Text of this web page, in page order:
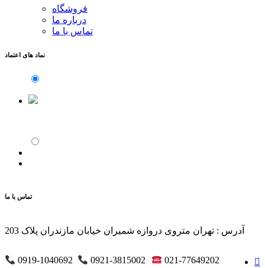
فروشگاه
درباره ما
تماس با ما
نماد های اعتماد
تماس با ما
آدرس : تهران متروی دروازه شمیران خیابان مازندران پلاک 203
0919-1040692 0921-3815002 021-77649202